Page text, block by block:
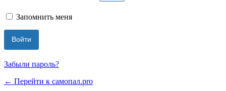
Запомнить меня
Забыли пароль?
← Перейти к самопал.pro